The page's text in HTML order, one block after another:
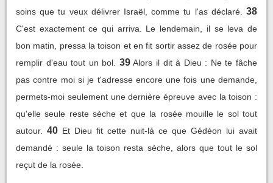
soins que tu veux délivrer Israël, comme tu l'as déclaré.
38
C'est exactement ce qui arriva. Le lendemain, il se leva de
bon matin, pressa la toison et en fit sortir assez de rosée pour
remplir d'eau tout un bol.
39 Alors il dit à Dieu : Ne te fâche
pas contre moi si je t'adresse encore une fois une demande,
permets-moi seulement une dernière épreuve avec la toison :
qu'elle seule reste sèche et que la rosée mouille le sol tout
autour.
40 Et Dieu fit cette nuit-là ce que Gédéon lui avait
demandé : seule la toison resta sèche, alors que tout le sol
reçut de la rosée.